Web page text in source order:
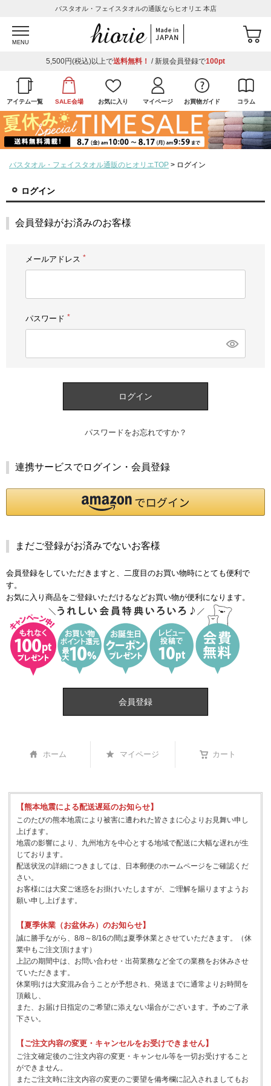
バスタオル・フェイスタオルの通販ならヒオリエ 本店
MENU
5,500円(税込)以上で送料無料！ / 新規会員登録で100pt
アイテム一覧 SALE会場 お気に入り マイページ お買物ガイド コラム
バスタオル・フェイスタオル通販のヒオリエTOP ログイン
ログイン
会員登録がお済みのお客様
メールアドレス
パスワード
ログイン
パスワードをお忘れですか？
連携サービスでログイン・会員登録
まだご登録がお済みでないお客様
会員登録をしていただきますと、二度目のお買い物時にとても便利で
す。
お気に入り商品をご登録いただけるなどお買い物が便利になります。
会員登録
ホーム マイページ カート
【熊本地震による配送遅延のお知らせ】
このたびの熊本地震により被害に遭われた皆さまに心よりお見舞い申し
上げます。
地震の影響により、九州地方を中心とする地域で配送に大幅な遅れが生
じております。
配送状況の詳細につきましては、日本郵便のホームページをご確認くだ
さい。
お客様には大変ご迷惑をお掛けいたしますが、ご理解を賜りますようお
願い申し上げます。
【夏季休業（お盆休み）のお知らせ】
誠に勝手ながら、8/8～8/16の間は夏季休業とさせていただきます。（休
業中もご注文頂けます）
上記の期間中は、お問い合わせ・出荷業務など全ての業務をお休みさせ
ていただきます。
休業明けは大変混み合うことが予想され、発送までに通常よりお時間を
頂戴し、
また、お届け日指定のご希望に添えない場合がございます。予めご了承
下さい。
【ご注文内容の変更・キャンセルをお受けできません】
ご注文確定後のご注文内容の変更・キャンセル等を一切お受けすること
ができません。
またご注文時に注文内容の変更のご要望を備考欄に記入されましてもお